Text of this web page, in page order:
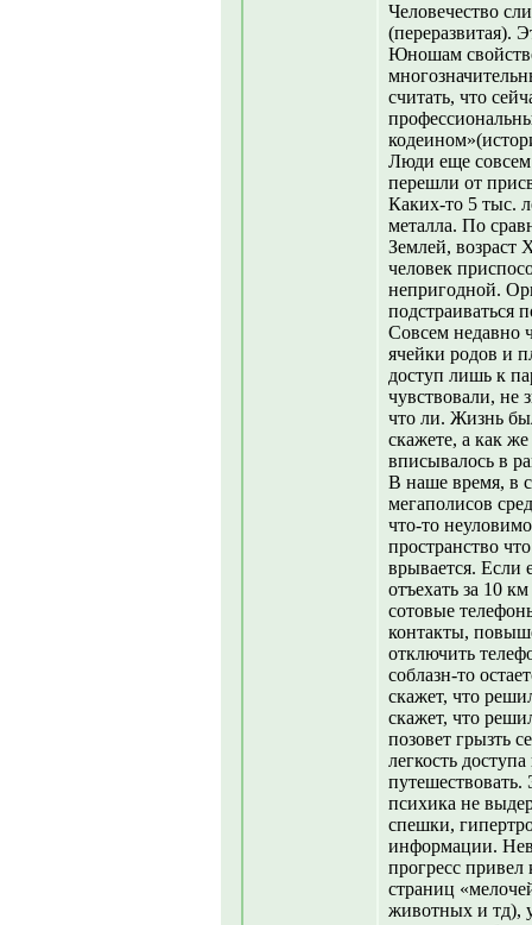
Человечество
(переразвитая).
Юношам
считать, что
Люди еще совсем
перешли от
Каких-то 5 тыс.
металла. По
Землей, возраст
человек
непригодной.
подстраиваться
Совсем недавно
ячейки родов и
доступ лишь к
чувствовали, не
что ли. Жизнь
скажете, а как
вписывалось в
В наше время, в
мегаполисов
что-то
пространство
врывается. Если
отъехать за 10
сотовые
контакты,
отключить
соблазн-то
скажет, что
скажет, что
позовет грызть
легкость
психика не
спешки,
информации.
прогресс привел
страниц
животных и тд),